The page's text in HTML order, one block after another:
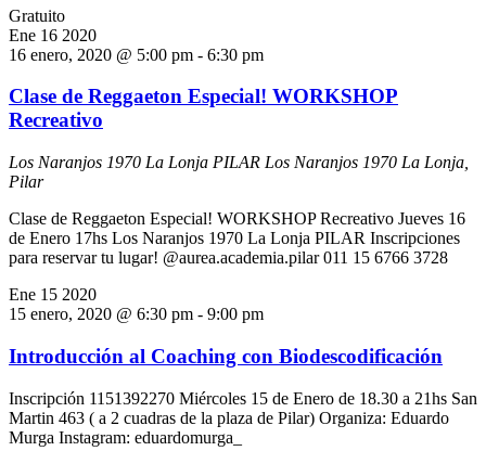
Gratuito
Ene 16 2020
16 enero, 2020 @ 5:00 pm - 6:30 pm
Clase de Reggaeton Especial! WORKSHOP
Recreativo
Los Naranjos 1970 La Lonja PILAR Los Naranjos 1970 La Lonja,
Pilar
Clase de Reggaeton Especial! WORKSHOP Recreativo Jueves 16
de Enero 17hs Los Naranjos 1970 La Lonja PILAR Inscripciones
para reservar tu lugar! @aurea.academia.pilar 011 15 6766 3728
Ene 15 2020
15 enero, 2020 @ 6:30 pm - 9:00 pm
Introducción al Coaching con Biodescodificación
Inscripción 1151392270 Miércoles 15 de Enero de 18.30 a 21hs San
Martin 463 ( a 2 cuadras de la plaza de Pilar) Organiza: Eduardo
Murga Instagram: eduardomurga_